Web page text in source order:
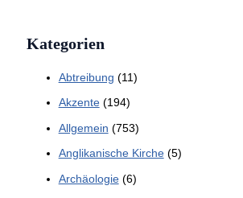
Kategorien
Abtreibung (11)
Akzente(194)
Allgemein (753)
Anglikanische Kirche(5)
Archäologie(6)